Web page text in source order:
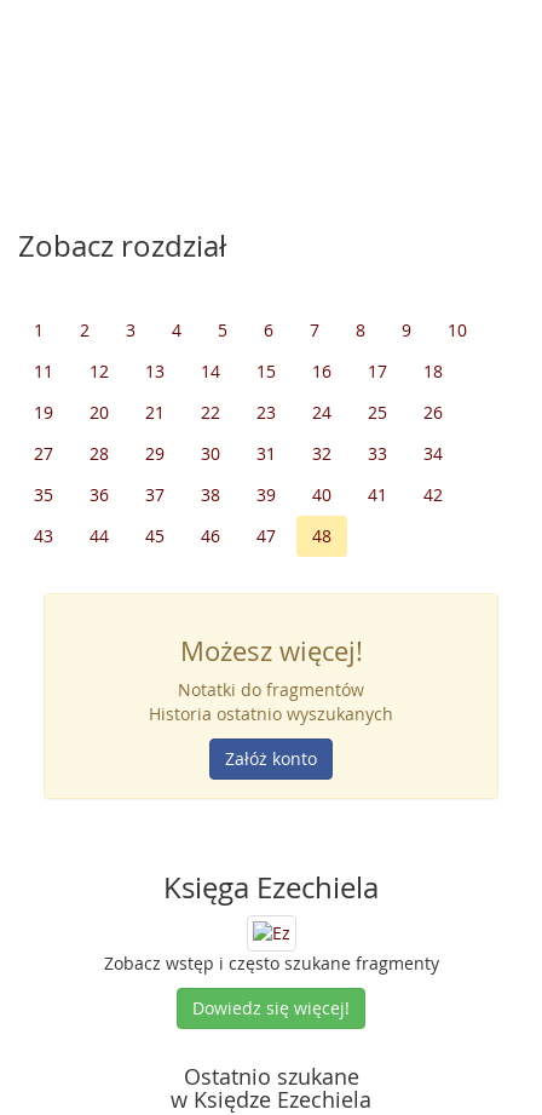
Zobacz rozdział
1 2 3 4 5 6 7 8 9
10
11
12 13 14 15 16 17
18
19
20 21 22 23 24 25
26
27
28 29 30 31 32 33
34
35
36 37 38 39 40 41
42
43
44 45 46 47 48
Możesz więcej!
Notatki do fragmentów
Historia ostatnio wyszukanych
Załóż konto
Księga Ezechiela
Zobacz wstęp i często szukane fragmenty
Dowiedz się więcej!
Ostatnio szukane
w Księdze Ezechiela